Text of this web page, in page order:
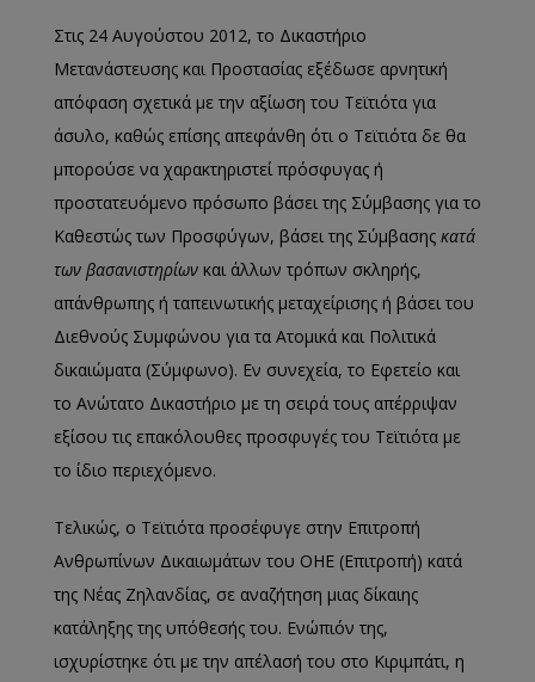
Στις 24 Αυγούστου 2012, το Δικαστήριο
Μετανάστευσης και Προστασίας εξέδωσε αρνητική
απόφαση σχετικά με την αξίωση του Τεϊτιότα για
άσυλο, καθώς επίσης απεφάνθη ότι ο Τεϊτιότα δε θα
μπορούσε να χαρακτηριστεί πρόσφυγας ή
προστατευόμενο πρόσωπο βάσει της Σύμβασης για το
Καθεστώς των Προσφύγων, βάσει της Σύμβασης κατά
των βασανιστηρίων και άλλων τρόπων σκληρής,
απάνθρωπης ή ταπεινωτικής μεταχείρισης ή βάσει του
Διεθνούς Συμφώνου για τα Ατομικά και Πολιτικά
δικαιώματα (Σύμφωνο). Εν συνεχεία, το Εφετείο και
το Ανώτατο Δικαστήριο με τη σειρά τους απέρριψαν
εξίσου τις επακόλουθες προσφυγές του Τεϊτιότα με
το ίδιο περιεχόμενο.
Τελικώς, ο Τεϊτιότα προσέφυγε στην Επιτροπή
Ανθρωπίνων Δικαιωμάτων του ΟΗΕ (Επιτροπή) κατά
της Νέας Ζηλανδίας, σε αναζήτηση μιας δίκαιης
κατάληξης της υπόθεσής του. Ενώπιόν της,
ισχυρίστηκε ότι με την απέλασή του στο Κιριμπάτι, η